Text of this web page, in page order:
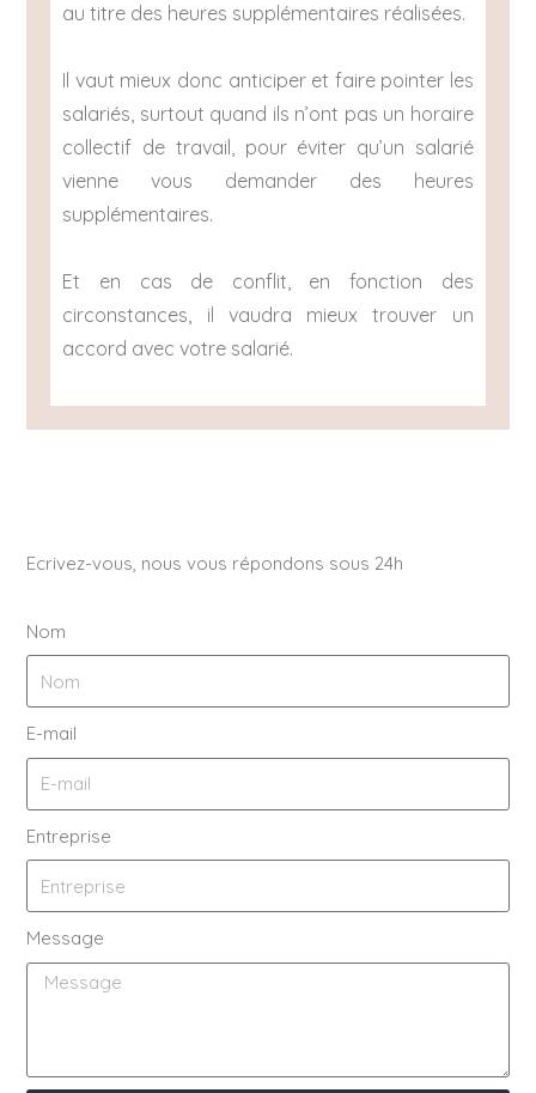
au titre des heures supplémentaires réalisées.
Il vaut mieux donc anticiper et faire pointer les
salariés, surtout quand ils n’ont pas un horaire
collectif de travail, pour éviter qu’un salarié
vienne vous demander des heures
supplémentaires.
Et en cas de conflit, en fonction des
circonstances, il vaudra mieux trouver un
accord avec votre salarié.
Ecrivez-vous, nous vous répondons sous 24h
Nom
E-mail
Entreprise
Message